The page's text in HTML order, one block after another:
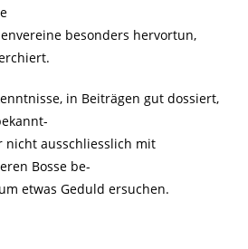
besonders hervortun,
in Beiträgen gut dossiert,
nicht ausschliesslich mit
Bosse be-
etwas Geduld ersuchen.